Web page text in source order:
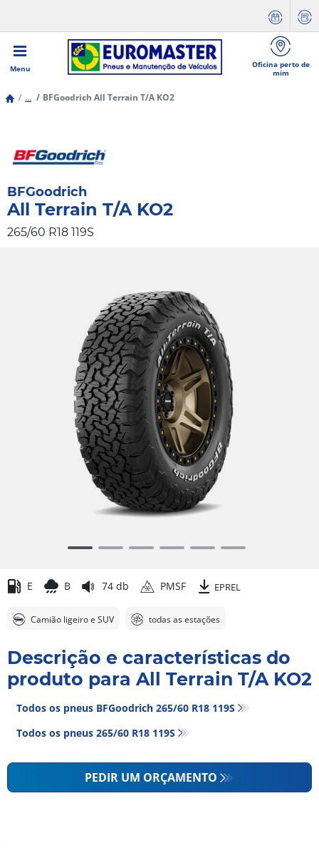
Menu
Oficina perto de
mim
... BFGoodrich All Terrain T/A KO2
BFGoodrich
All Terrain T/A KO2
265/60 R18 119S
6E B 74 db PMSF EPREL
Camião ligeiro e SUV todas as estações
Descrição e características do
produto para All Terrain T/A KO2
Todos os pneus BFGoodrich 265/60 R18 119S
Todos os pneus‎ 265/60 R18 119S
PEDIR UM ORÇAMENTO